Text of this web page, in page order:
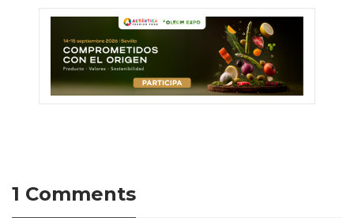
1 Comments